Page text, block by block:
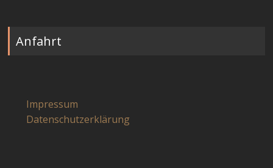
Anfahrt
Impressum
Datenschutzerklärung